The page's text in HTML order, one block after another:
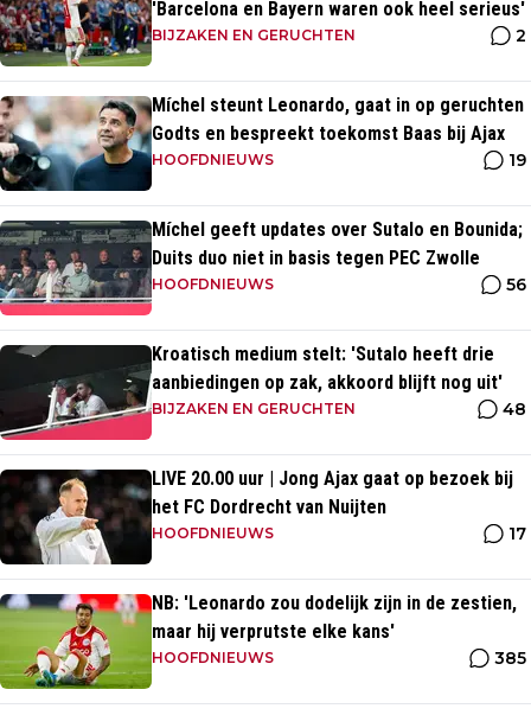
'Barcelona en Bayern waren ook heel serieus'
BIJZAKEN EN GERUCHTEN 2
Míchel steunt Leonardo, gaat in op geruchten
Godts en bespreekt toekomst Baas bij Ajax
HOOFDNIEUWS 19
Míchel geeft updates over Sutalo en Bounida;
Duits duo niet in basis tegen PEC Zwolle
HOOFDNIEUWS 56
Kroatisch medium stelt: 'Sutalo heeft drie
aanbiedingen op zak, akkoord blijft nog uit'
BIJZAKEN EN GERUCHTEN 48
LIVE 20.00 uur | Jong Ajax gaat op bezoek bij
het FC Dordrecht van Nuijten
HOOFDNIEUWS 17
NB: 'Leonardo zou dodelijk zijn in de zestien,
maar hij verprutste elke kans'
HOOFDNIEUWS 385